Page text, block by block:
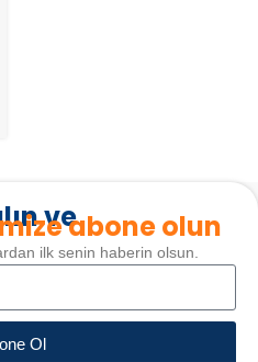
veabone olun
ilk senin haberin olsun.
Ol